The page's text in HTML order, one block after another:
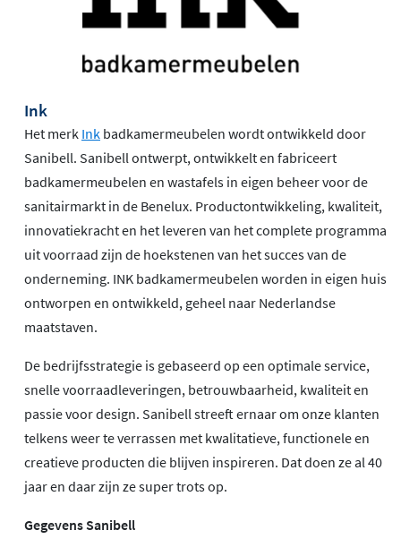
Ink
Het merk Ink badkamermeubelen wordt ontwikkeld door
Sanibell. Sanibell ontwerpt, ontwikkelt en fabriceert
badkamermeubelen en wastafels in eigen beheer voor de
sanitairmarkt in de Benelux. Productontwikkeling, kwaliteit,
innovatiekracht en het leveren van het complete programma
uit voorraad zijn de hoekstenen van het succes van de
onderneming. INK badkamermeubelen worden in eigen huis
ontworpen en ontwikkeld, geheel naar Nederlandse
maatstaven.
De bedrijfsstrategie is gebaseerd op een optimale service,
snelle voorraadleveringen, betrouwbaarheid, kwaliteit en
passie voor design. Sanibell streeft ernaar om onze klanten
telkens weer te verrassen met kwalitatieve, functionele en
creatieve producten die blijven inspireren. Dat doen ze al 40
jaar en daar zijn ze super trots op.
Gegevens Sanibell